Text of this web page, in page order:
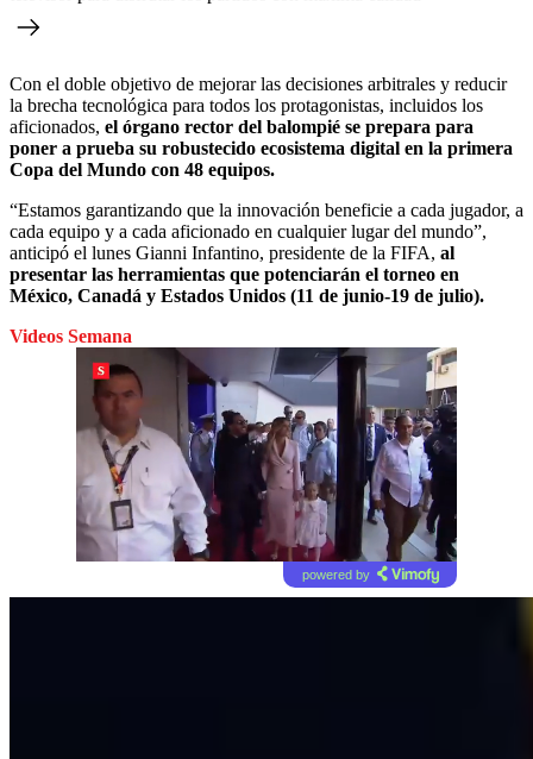
Con el doble objetivo de mejorar las decisiones arbitrales y reducir
la brecha tecnológica para todos los protagonistas, incluidos los
aficionados, el órgano rector del balompié se prepara para
poner a prueba su robustecido ecosistema digital en la primera
Copa del Mundo con 48 equipos.
“Estamos garantizando que la innovación beneficie a cada jugador, a
cada equipo y a cada aficionado en cualquier lugar del mundo”,
anticipó el lunes Gianni Infantino, presidente de la FIFA, al
presentar las herramientas que potenciarán el torneo en
México, Canadá y Estados Unidos (11 de junio-19 de julio).
Videos Semana
powered by